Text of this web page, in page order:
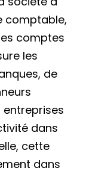
comptable,
comptes
les
de
entreprises
dans
cette
dans